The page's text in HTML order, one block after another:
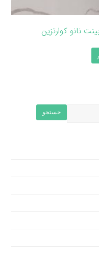
نانو کوارتزین
جستجو